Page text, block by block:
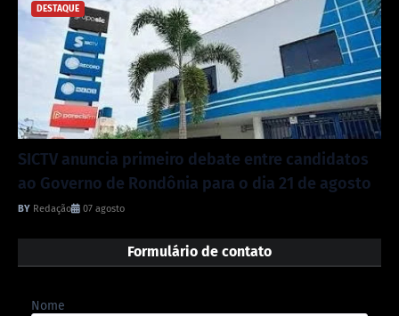
DESTAQUE
SICTV anuncia primeiro debate entre candidatos
ao Governo de Rondônia para o dia 21 de agosto
Redação 07 agosto
Formulário de contato
Nome